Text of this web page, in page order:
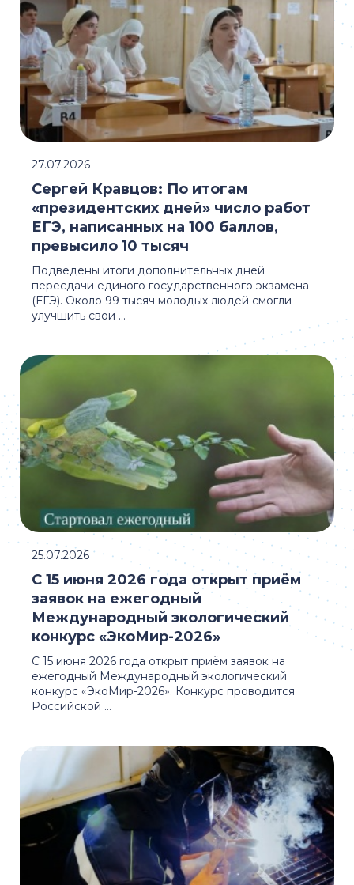
Подведены итоги дополнительных дней
пересдачи единого государственного экзамена
(ЕГЭ). Около 99 тысяч молодых людей смогли
улучшить свои ...
Сергей Кравцов: По итогам
«президентских дней» число работ
ЕГЭ, написанных на 100 баллов,
превысило 10 тысяч
27.07.2026
С 15 июня 2026 года открыт приём заявок на
ежегодный Международный экологический
конкурс «ЭкоМир-2026». Конкурс проводится
Российской ...
С 15 июня 2026 года открыт приём
заявок на ежегодный
Международный экологический
конкурс «ЭкоМир-2026»
25.07.2026